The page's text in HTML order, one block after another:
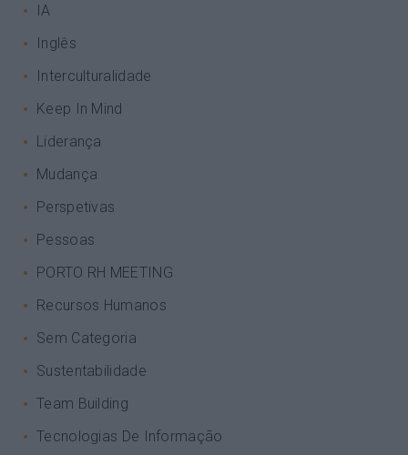
IA
Inglês
Interculturalidade
Keep In Mind
Liderança
Mudança
Perspetivas
Pessoas
PORTO RH MEETING
Recursos Humanos
Sem Categoria
Sustentabilidade
Team Building
Tecnologias De Informação